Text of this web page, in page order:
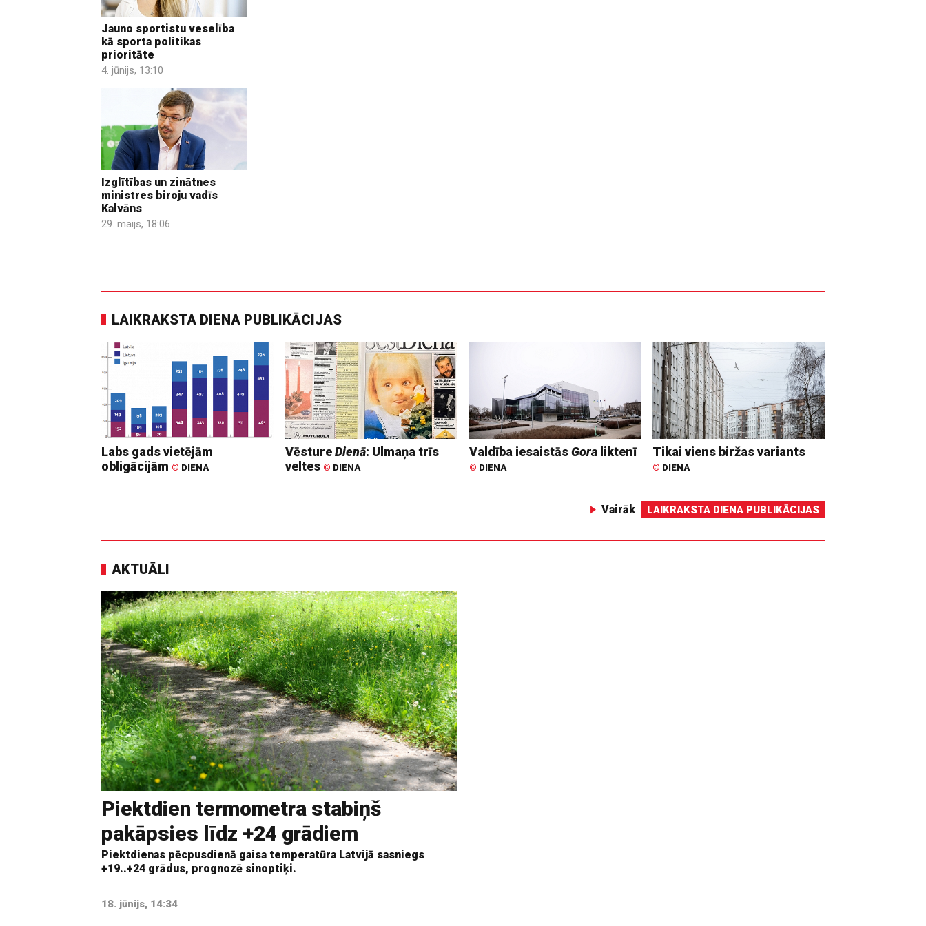
Jauno sportistu veselība
kā sporta politikas
prioritāte
4. jūnijs, 13:10
Izglītības un zinātnes
ministres biroju vadīs
Kalvāns
29. maijs, 18:06
LAIKRAKSTA DIENA PUBLIKĀCIJAS
Labs gads vietējām
obligācijām © DIENA
VēstureDienā: Ulmaņa trīs
veltes © DIENA
Valdība iesaistāsGoraliktenī
© DIENA
Tikai viens biržas variants
© DIENA
Vairāk LAIKRAKSTA DIENA PUBLIKĀCIJAS
AKTUĀLI
Piektdien termometra stabiņš
pakāpsies līdz +24 grādiem
Piektdienas pēcpusdienā gaisa temperatūra Latvijā sasniegs
+19..+24 grādus, prognozē sinoptiķi.
18. jūnijs, 14:34